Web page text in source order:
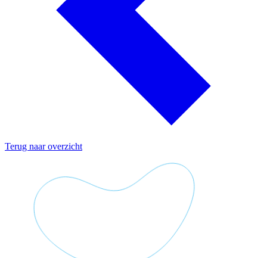
Terug naar overzicht